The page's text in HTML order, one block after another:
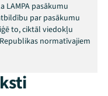
LAMPA pasākumu
par pasākumu
to, ciktāl viedokļu
normatīvajiem